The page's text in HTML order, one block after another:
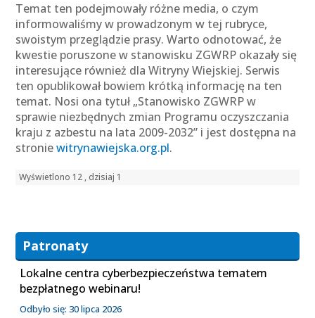
Temat ten podejmowały różne media, o czym
informowaliśmy w prowadzonym w tej rubryce,
swoistym przeglądzie prasy. Warto odnotować, że
kwestie poruszone w stanowisku ZGWRP okazały się
interesujące również dla Witryny Wiejskiej. Serwis
ten opublikował bowiem krótką informację na ten
temat. Nosi ona tytuł „Stanowisko ZGWRP w
sprawie niezbędnych zmian Programu oczyszczania
kraju z azbestu na lata 2009-2032” i jest dostępna na
stroniewitrynawiejska.org.pl.
Wyświetlono 12 , dzisiaj 1
Patronaty
Lokalne centra cyberbezpieczeństwa tematem
bezpłatnego webinaru!
Odbyło się: 30 lipca 2026